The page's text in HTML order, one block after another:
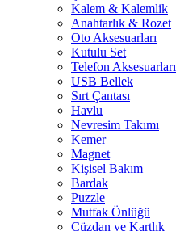
Kalem & Kalemlik
Anahtarlık & Rozet
Oto Aksesuarları
Kutulu Set
Telefon Aksesuarları
USB Bellek
Sırt Çantası
Havlu
Nevresim Takımı
Kemer
Magnet
Kişisel Bakım
Bardak
Puzzle
Mutfak Önlüğü
Cüzdan ve Kartlık